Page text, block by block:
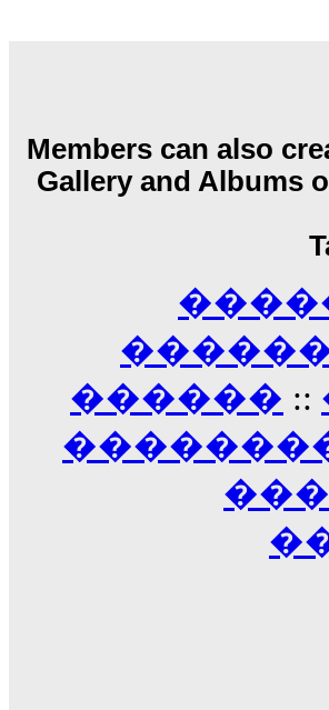
Echo, ���� ��
������ �� �����..
15:33
��������� ����,
����� ��������� ��
������! ��� ������
������� ����
Members can also
Gallery and Albums
������ ::